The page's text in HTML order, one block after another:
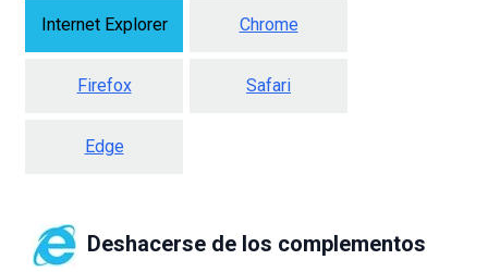
Internet Explorer Chrome
Firefox Safari
Edge
Deshacerse de los complementos